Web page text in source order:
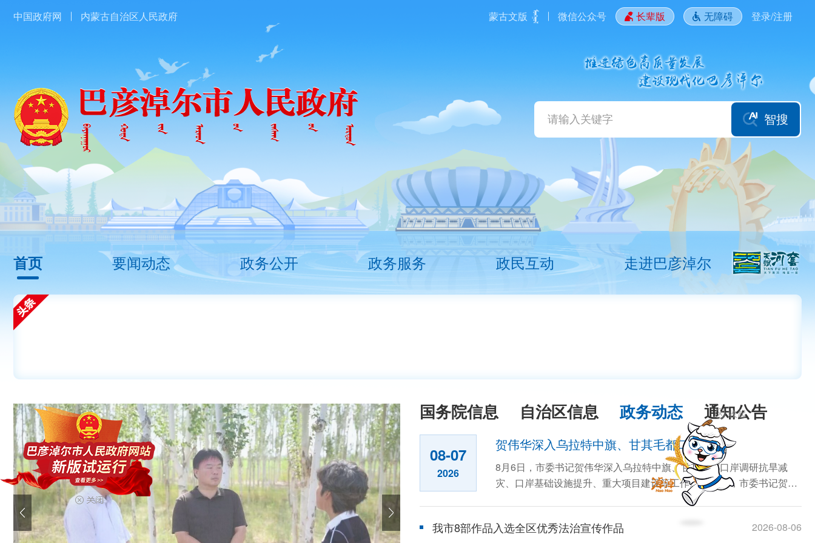
中国政府网 内蒙古自治区人民政府 蒙古文版 微信公众号 长辈版 无障碍 登录/注册
智搜
首页 要闻动态 政务公开 政务服务 政民互动 走进巴彦淖尔
国务院信息 自治区信息 政务动态 通知公告
08-07
2026
贺伟华深入乌拉特中旗、甘其毛都口岸调研
8月6日，市委书记贺伟华深入乌拉特中旗、甘其毛都口岸调研抗旱减
灾、口岸基础设施提升、重大项目建设等工作。8月6日，市委书记贺伟
我市8部作品入选全区优秀法治宣传作品 2026-08-06
收起